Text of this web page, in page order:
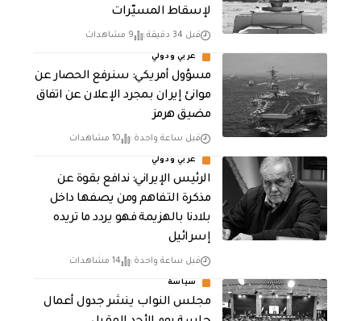
لإسقاط المسيّرات
قبل 34 دقيقة 9 مشاهدات
عربي ودولي
مسؤول أمريكي: سنرفع الحصار عن
موانئ إيران بمجرد الإعلان عن اتفاق
مضيق هرمز
قبل ساعة واحدة 10 مشاهدات
عربي ودولي
الرئيس الإيراني: ندافع بقوة عن
مذكرة التفاهم ومن يصفها داخل
بلادنا بالهزيمة فهو يردد ما تريده
إسرائيل
قبل ساعة واحدة 14 مشاهدات
سياسة
مجلس النواب ينشر جدول أعمال